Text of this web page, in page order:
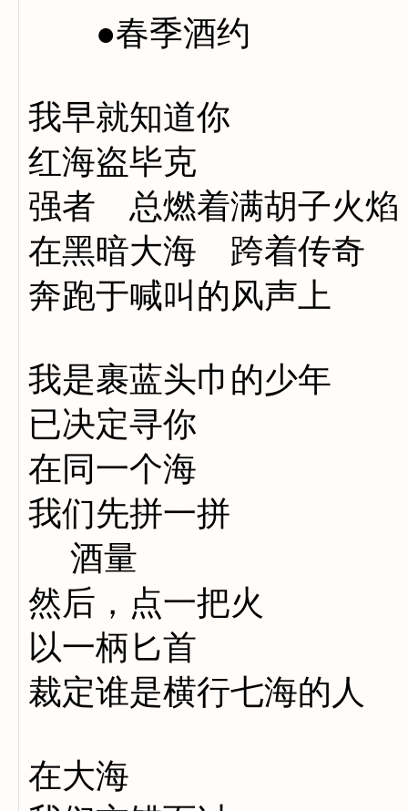
●春季酒约
我早就知道你
红海盗毕克
强者 总燃着满胡子火焰
在黑暗大海 跨着传奇
奔跑于喊叫的风声上
我是裹蓝头巾的少年
已决定寻你
在同一个海
我们先拼一拼
酒量
然后，点一把火
以一柄匕首
裁定谁是横行七海的人
在大海